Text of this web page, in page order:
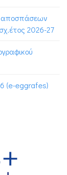
αποσπάσεων
2026-27
(e-eggrafes)